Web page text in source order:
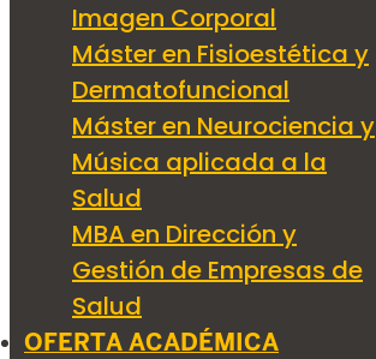
Imagen Corporal
Máster en Fisioestética y
Dermatofuncional
Máster en Neurociencia y
Música aplicada a la
Salud
MBA en Dirección y
Gestión de Empresas de
Salud
OFERTA ACADÉMICA